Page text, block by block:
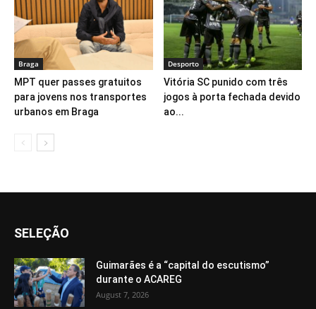
Braga
MPT quer passes gratuitos
para jovens nos transportes
urbanos em Braga
Desporto
Vitória SC punido com três
jogos à porta fechada devido
ao...
SELEÇÃO
Guimarães é a “capital do escutismo”
durante o ACAREG
August 7, 2026